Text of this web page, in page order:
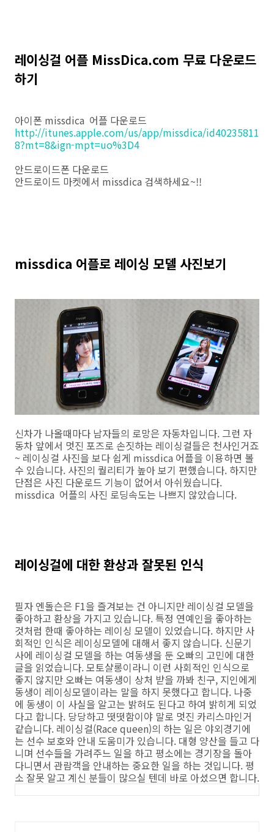
레이싱걸 어플 MissDica.com 무료 다운로드
하기
아이폰 missdica 어플 다운로드
http://itunes.apple.com/us/app/missdica/id40235811
8?mt=8&ign-mpt=uo%3D4
안드로이드폰 다운로드
안드로이드 마켓에서 missdica 검색하세요~!!
missdica 어플로 레이싱 모델 사진보기
신차가 나올때마다 남자들의 로망은 자동차입니다. 그런 자
동차 앞에서 멋진 포즈로 손짓하는 레이싱걸들은 천사인거죠
~ 레이싱걸 사진을 보다 쉽게 missdica 어플을 이용하면 볼
수 있습니다. 사진의 퀄리티가 높아 보기 편했습니다. 하지만
단점은 사진 다운로드 기능이 없어서 아쉬웠습니다.
missdica 어플의 사진 로딩속도는 나쁘지 않았습니다.
레이싱걸에 대한 환상과 잘못된 인식
필자 엔돌슨은 F1을 즐겨보는 건 아니지만 레이싱걸 모델을
좋아하고 환상을 가지고 있습니다. 특정 연예인을 좋아하는
것처럼 한때 좋아하는 레이싱 모델이 있었습니다. 하지만 사
회적인 인식은 레이싱모델에 대해서 좋지 않습니다. 신문기
사에 레이싱걸 모델을 하는 여동생을 둔 오빠의 고민에 대한
글을 읽었습니다. 모토샬롱이라니 이런 사회적인 인식으로
좋지 않지만 오빠는 여동생이 상처 받을 까봐 친구, 지인에게
동생이 레이싱모델이라는 말을 하지 못했다고 합니다. 나중
에 동생이 이 사실을 알고는 밝혀도 된다고 하여 밝히게 되었
다고 합니다. 당당하고 떳떳함이야 말로 멋진 카리스마인거
같습니다. 레이싱걸(Race queen)의 하는 일은 야외경기에
는 선수 보호와 안내 도움미가 있습니다. 대형 양산을 들고 다
니며 선수들을 가려주느 일을 하고 평소에는 경기장을 돌아
다니면서 관람객을 안내하는 중요한 일을 하는 것입니다. 평
소 잘못 알고 계신 분들이 많으실 텐데 바로 아셨으면 합니다.